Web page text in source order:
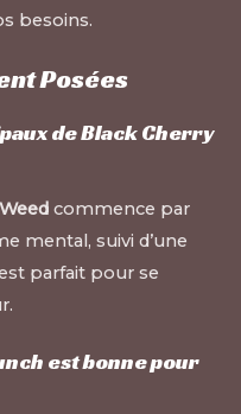
besoins.
Posées
de Black Cherry
commence par
mental, suivi d’une
parfait pour se
est bonne pour